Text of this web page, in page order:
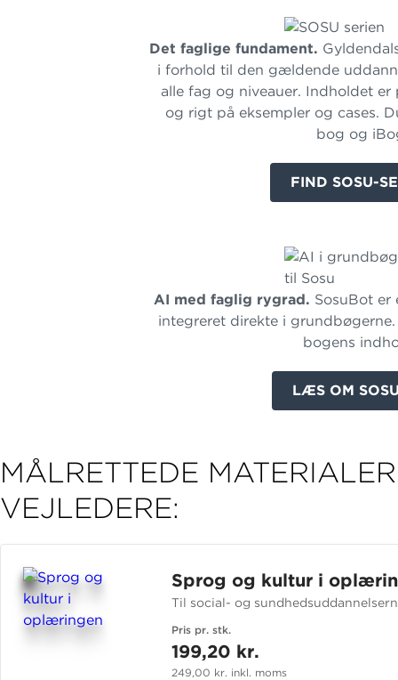
Det faglige fundament.
i forhold til den gældende
alle fag og niveauer. Indholdet
og rigt på eksempler og cases.
bog og
FIND SOSU-
AI med faglig rygrad. SosuBot er
integreret direkte i
bogens
LÆS OM
MÅLRETTEDE
VEJLEDERE:
Sprog og kultur i
Til social- og
Pris pr. stk.
199,20 kr.
249,00 kr. inkl. moms